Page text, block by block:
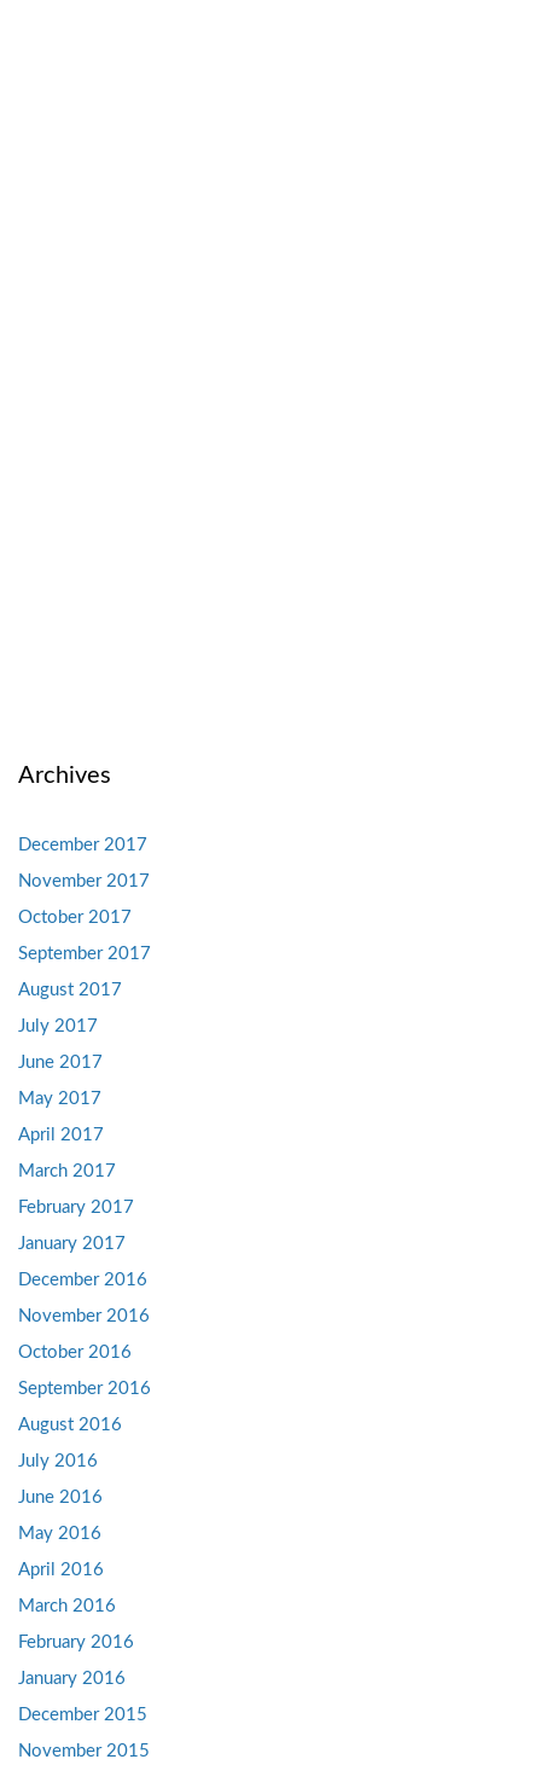
Archives
December 2017
November 2017
October 2017
September 2017
August 2017
July 2017
June 2017
May 2017
April 2017
March 2017
February 2017
January 2017
December 2016
November 2016
October 2016
September 2016
August 2016
July 2016
June 2016
May 2016
April 2016
March 2016
February 2016
January 2016
December 2015
November 2015